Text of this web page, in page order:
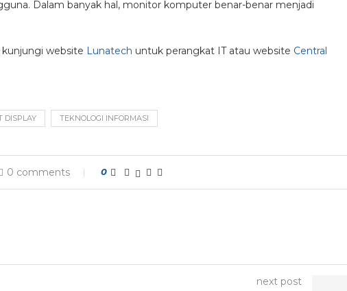
Dalam banyak hal, monitor komputer benar-benar menjadi
website Lunatech untuk perangkat IT atau website Central
DISPLAY TEKNOLOGI INFORMASI
0 comments 0
next post